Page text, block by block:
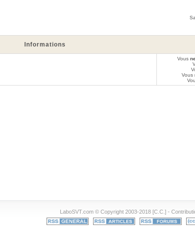
Informations
Vous
Vous
LaboSVT.com © Copyright 2003-2018 [C.C.] -